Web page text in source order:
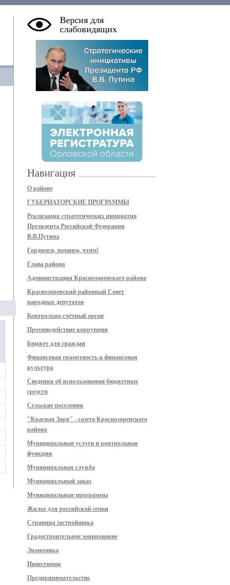
Версия для
слабовидящих
Навигация
О районе
ГУБЕРНАТОРСКИЕ ПРОГРАММЫ
Реализация стратегических инициатив
Президента Российской Федерации
В.В.Путина
Гордимся, помним, чтим!
Глава района
Администрация Краснозоренского района
Краснозоренский районный Совет
народных депутатов
Контрольно-счётный орган
Противодействие коррупции
Бюджет для граждан
Финансовая грамотность и финансовая
культура
Сведения об использовании бюджетных
средств
Сельские поселения
"Красная Заря" - газета Краснозоренского
района
Муниципальные услуги и контрольные
функции
Муниципальная служба
Муниципальный заказ
Муниципальные программы
Жилье для российской семьи
Страница застройщика
Градостроительное зонирование
Экономика
Инвестиции
Предпринимательство